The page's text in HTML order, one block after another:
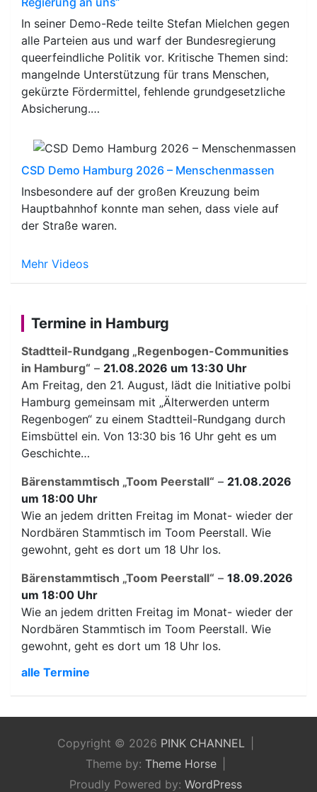
In seiner Demo-Rede teilte Stefan Mielchen gegen
alle Parteien aus und warf der Bundesregierung
queerfeindliche Politik vor. Kritische Themen sind:
mangelnde Unterstützung für trans Menschen,
gekürzte Fördermittel, fehlende grundgesetzliche
Absicherung.…
CSD Demo Hamburg 2026 – Menschenmassen
Insbesondere auf der großen Kreuzung beim
Hauptbahnhof konnte man sehen, dass viele auf
der Straße waren.
Mehr Videos
Termine in Hamburg
Stadtteil-Rundgang „Regenbogen-Communities
in Hamburg“ – 21.08.2026 um 13:30 Uhr
Am Freitag, den 21. August, lädt die Initiative polbi
Hamburg gemeinsam mit „Älterwerden unterm
Regenbogen“ zu einem Stadtteil-Rundgang durch
Eimsbüttel ein. Von 13:30 bis 16 Uhr geht es um
Geschichte…
Bärenstammtisch „Toom Peerstall“ – 21.08.2026
um 18:00 Uhr
Wie an jedem dritten Freitag im Monat- wieder der
Nordbären Stammtisch im Toom Peerstall. Wie
gewohnt, geht es dort um 18 Uhr los.
Bärenstammtisch „Toom Peerstall“ – 18.09.2026
um 18:00 Uhr
Wie an jedem dritten Freitag im Monat- wieder der
Nordbären Stammtisch im Toom Peerstall. Wie
gewohnt, geht es dort um 18 Uhr los.
alle Termine
Copyright © 2026 PINK CHANNEL
Theme by: Theme Horse
Proudly Powered by: WordPress